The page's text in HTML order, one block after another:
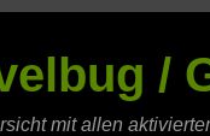
/
mit allen